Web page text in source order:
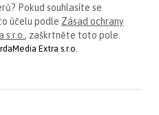
Pokud souhlasíte se
účelu podle Zásad ochrany
, zaškrtněte toto pole.
Extra s.r.o.